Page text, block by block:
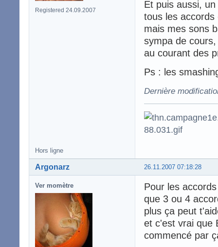
Registered 24.09.2007
Et puis aussi,
tous les
mais mes sons
sympa de
au courant des
Ps : les
Dernière
Hors ligne
26.11.2007 07:18:28
Argonarz
Ver momètre
Pour les
que 3 ou 4
plus ça peut
et c'est vrai que
commencé par